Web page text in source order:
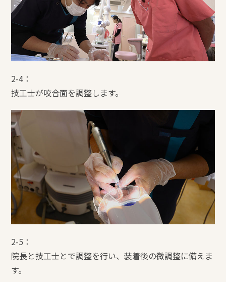
2-4：
技工士が咬合面を調整します。
2-5：
院長と技工士とで調整を行い、装着後の微調整に備えま
す。